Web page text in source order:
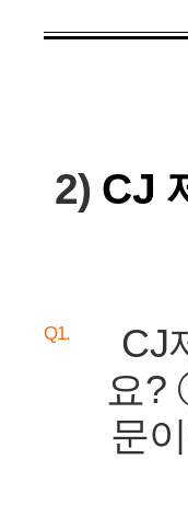
2) CJ
Q1.
CJ
요?
문